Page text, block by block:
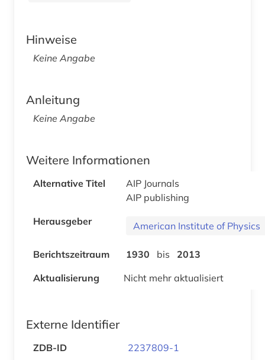
Hinweise
Keine Angabe
Anleitung
Keine Angabe
Weitere Informationen
Alternative Titel
AIP Journals
AIP publishing
Herausgeber
American Institute of Physics
Berichtszeitraum 1930 bis
2013
Aktualisierung
Nicht mehr aktualisiert
Externe Identifier
ZDB-ID
2237809-1